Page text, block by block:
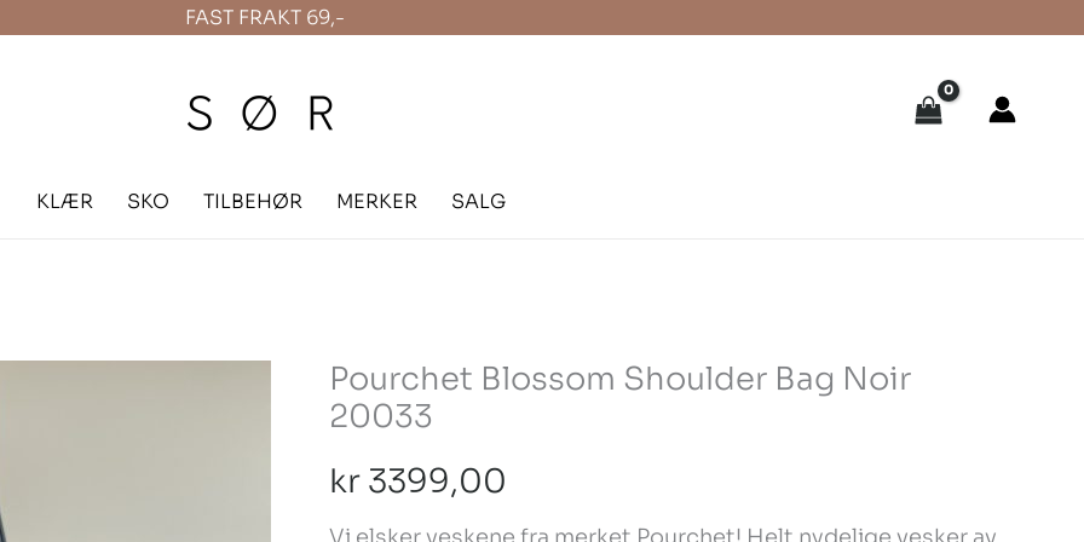
FAST FRAKT 69,-
KLÆR SKO TILBEHØR MERKER SALG
Pourchet Blossom Shoulder Bag Noir
20033
kr 3399,00
Pourchet
Blossom
Bag